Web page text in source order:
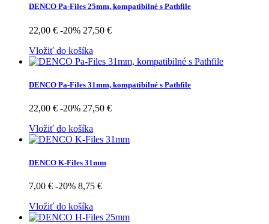
DENCO Pa-Files 25mm, kompatibilné s Pathfile
22,00 € -20% 27,50 €
Vložiť do košíka
DENCO Pa-Files 31mm, kompatibilné s Pathfile
22,00 € -20% 27,50 €
Vložiť do košíka
DENCO K-Files 31mm
7,00 € -20% 8,75 €
Vložiť do košíka